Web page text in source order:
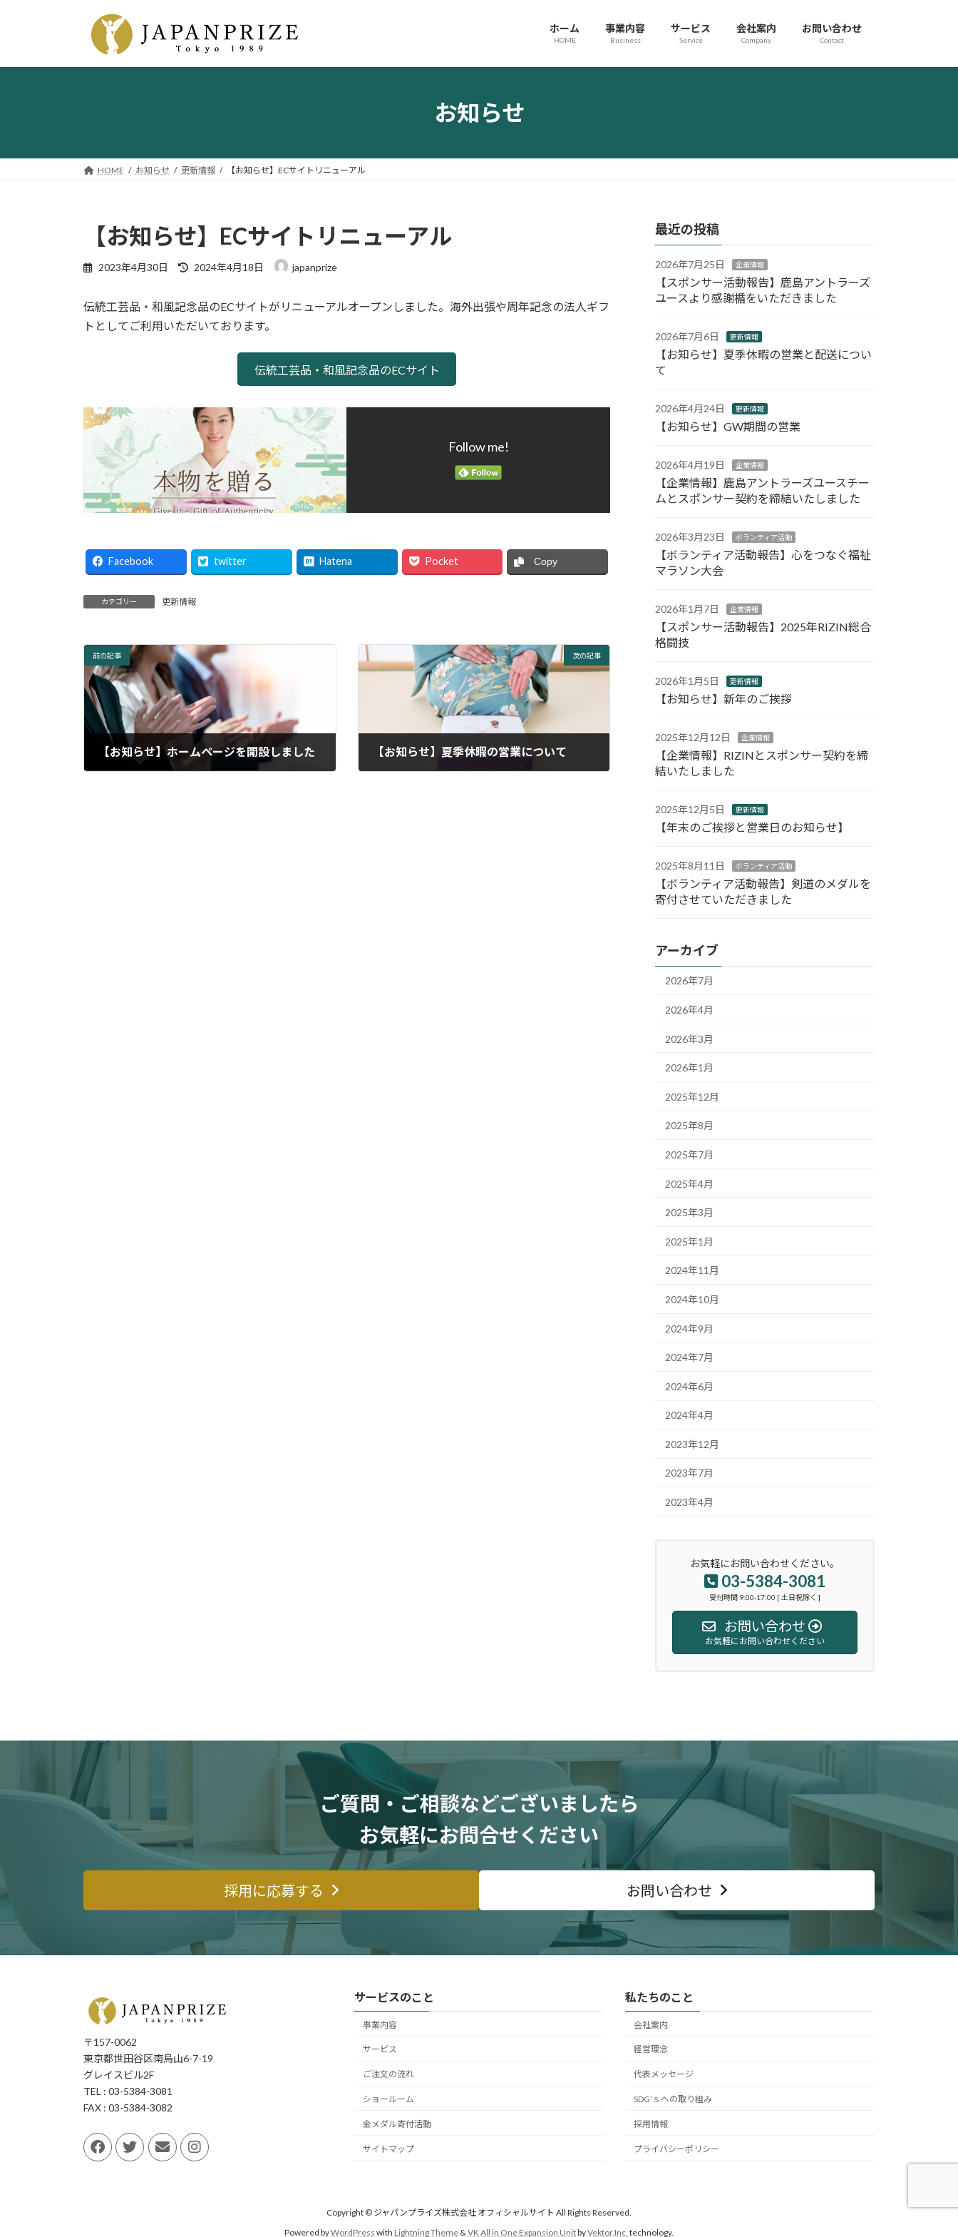
プ
動
ホーム
HOME
事業内容
Business
サービス
Service
会社案内
Company
お問い合わせ
Contact
お知らせ
HOME お知らせ 更新情報 【お知らせ】ECサイトリニューアル
【お知らせ】ECサイトリニューアル
2023年4月30日
最
新
日
2024年4月18日 japanprize
伝統工芸品・和風記念品のECサイトがリニューアルオープンしました。海外出張や周年記念の法人ギフ
トとしてご利用いただいております。
伝統工芸品・和風記念品のECサイト
Follow me!
Facebook twitter Hatena Pocket Copy
カテゴリー 更新情報
前の記事
【お知らせ】ホームページを開設しました
次の記事
【お知らせ】夏季休暇の営業について
最近の投稿
2026年7月25日 企業情報
【スポンサー活動報告】鹿島アントラーズ
ユースより感謝楯をいただきました
2026年7月6日 更新情報
【お知らせ】夏季休暇の営業と配送につい
て
2026年4月24日 更新情報
【お知らせ】GW期間の営業
2026年4月19日 企業情報
【企業情報】鹿島アントラーズユースチー
ムとスポンサー契約を締結いたしました
2026年3月23日 ボランティア活動
【ボランティア活動報告】心をつなぐ福祉
マラソン大会
2026年1月7日 企業情報
【スポンサー活動報告】2025年RIZIN総合
格闘技
2026年1月5日 更新情報
【お知らせ】新年のご挨拶
2025年12月12日 企業情報
【企業情報】RIZINとスポンサー契約を締
結いたしました
2025年12月5日 更新情報
【年末のご挨拶と営業日のお知らせ】
2025年8月11日 ボランティア活動
【ボランティア活動報告】剣道のメダルを
寄付させていただきました
アーカイブ
2026年7月
2026年4月
2026年3月
2026年1月
2025年12月
2025年8月
2025年7月
2025年4月
2025年3月
2025年1月
2024年11月
2024年10月
2024年9月
2024年7月
2024年6月
2024年4月
2023年12月
2023年7月
2023年4月
お気軽にお問い合わせください。
03-5384-3081
受付時間 9:00-17:00 [ 土日祝除く ]
お問い合わせ
お気軽にお問い合わせください
ご質問・ご相談などございましたら
お気軽にお問合せください
採用に応募する お問い合わせ
〒157-0062
東京都世田谷区南烏山6-7-19
グレイスビル2F
TEL : 03-5384-3081
FAX : 03-5384-3082
サービスのこと
事業内容
サービス
ご注文の流れ
ショールーム
金メダル寄付活動
サイトマップ
私たちのこと
会社案内
経営理念
代表メッセージ
SDG’ｓへの取り組み
採用情報
プライバシーポリシー
Copyright © ジャパンプライズ株式会社 オフィシャルサイト All Rights Reserved.
Powered byWordPress with Lightning Theme & VK All in One Expansion UnitbyVektor,Inc. technology.